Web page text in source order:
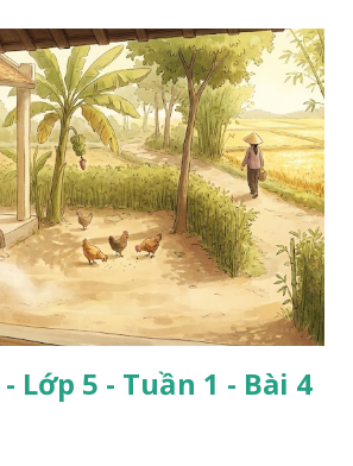
Lớp 5 - Tuần 1 - Bài 4